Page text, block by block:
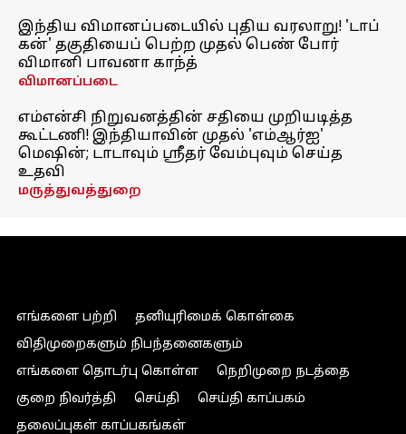
இந்திய விமானப்படையில் புதிய வரலாறு! 'டாப்
கன்' தகுதியைப் பெற்ற முதல் பெண் போர்
விமானி பாவனா காந்த்
விமானப்படை
எம்என்சி நிறுவனத்தின் சதியை முறியடித்த
கூட்டணி! இந்தியாவின் முதல் 'எம்ஆர்ஐ'
மெஷின்; டாடாவும் ஸ்ரீதர் வேம்புவும் செய்த
உதவி
மருத்துவத்துறை
எங்களை பற்றி
தனியுரிமைக் கொள்கை
விதிமுறைகளும் நிபந்தனைகளும்
எங்களை தொடர்பு கொள்ள
நெறிமுறை நடத்தை
குறை நிவர்த்தி
செய்தி
செய்தி காப்பகம்
தலைப்புகள் காப்பகங்கள்